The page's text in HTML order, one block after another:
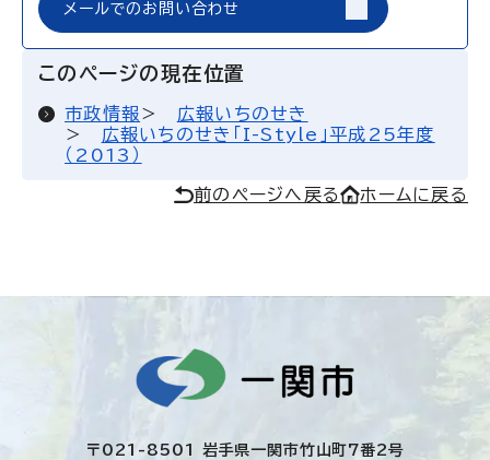
メールでのお問い合わせ
このページの現在位置
市政情報
広報いちのせき
広報いちのせき「I-Style」平成25年度
（2013）
前のページへ戻る ホームに戻る
〒021-8501 岩手県一関市竹山町7番2号